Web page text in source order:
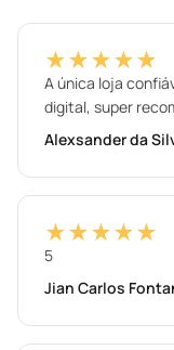
★★★★★
A única loja
digital, super
Alexsander da
★★★★★
5
Jian Carlos